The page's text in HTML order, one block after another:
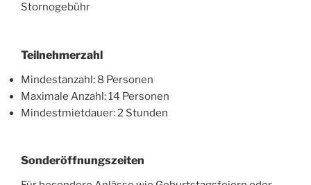
Stornogebühr
Teilnehmerzahl
Mindestanzahl: 8 Personen
Maximale Anzahl: 14 Personen
Mindestmietdauer: 2 Stunden
Sonderöffnungszeiten